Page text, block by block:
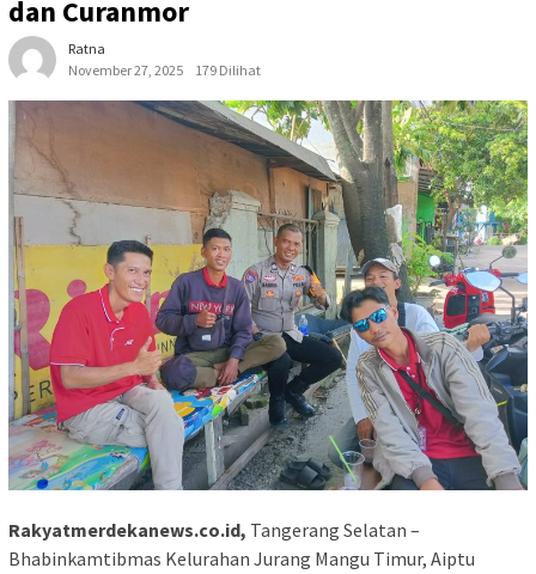
dan Curanmor
Ratna
November 27, 2025
179 Dilihat
Rakyatmerdekanews.co.id, Tangerang Selatan –
Bhabinkamtibmas Kelurahan Jurang Mangu Timur, Aiptu